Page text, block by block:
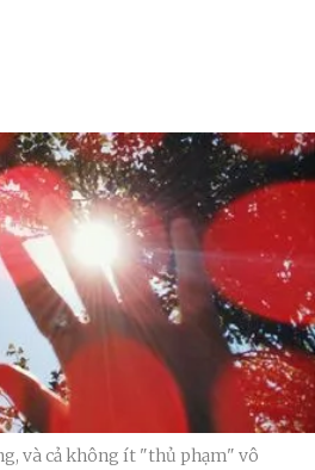
và cả không ít "thủ phạm" vô